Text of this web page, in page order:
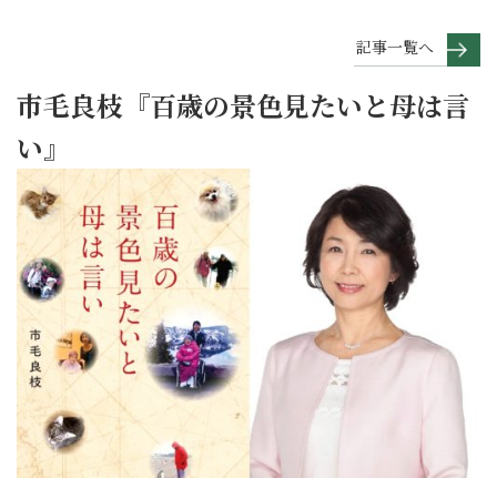
記事一覧へ
市毛良枝『百歳の景色見たいと母は言
い』